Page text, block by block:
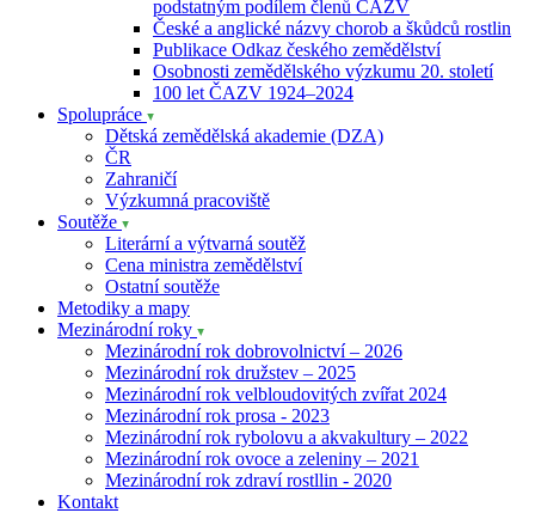
podstatným podílem členů ČAZV
České a anglické názvy chorob a škůdců rostlin
Publikace Odkaz českého zemědělství
Osobnosti zemědělského výzkumu 20. století
100 let ČAZV 1924–2024
Spolupráce
Dětská zemědělská akademie (DZA)
ČR
Zahraničí
Výzkumná pracoviště
Soutěže
Literární a výtvarná soutěž
Cena ministra zemědělství
Ostatní soutěže
Metodiky a mapy
Mezinárodní roky
Mezinárodní rok dobrovolnictví – 2026
Mezinárodní rok družstev – 2025
Mezinárodní rok velbloudovitých zvířat 2024
Mezinárodní rok prosa - 2023
Mezinárodní rok rybolovu a akvakultury – 2022
Mezinárodní rok ovoce a zeleniny – 2021
Mezinárodní rok zdraví rostllin - 2020
Kontakt